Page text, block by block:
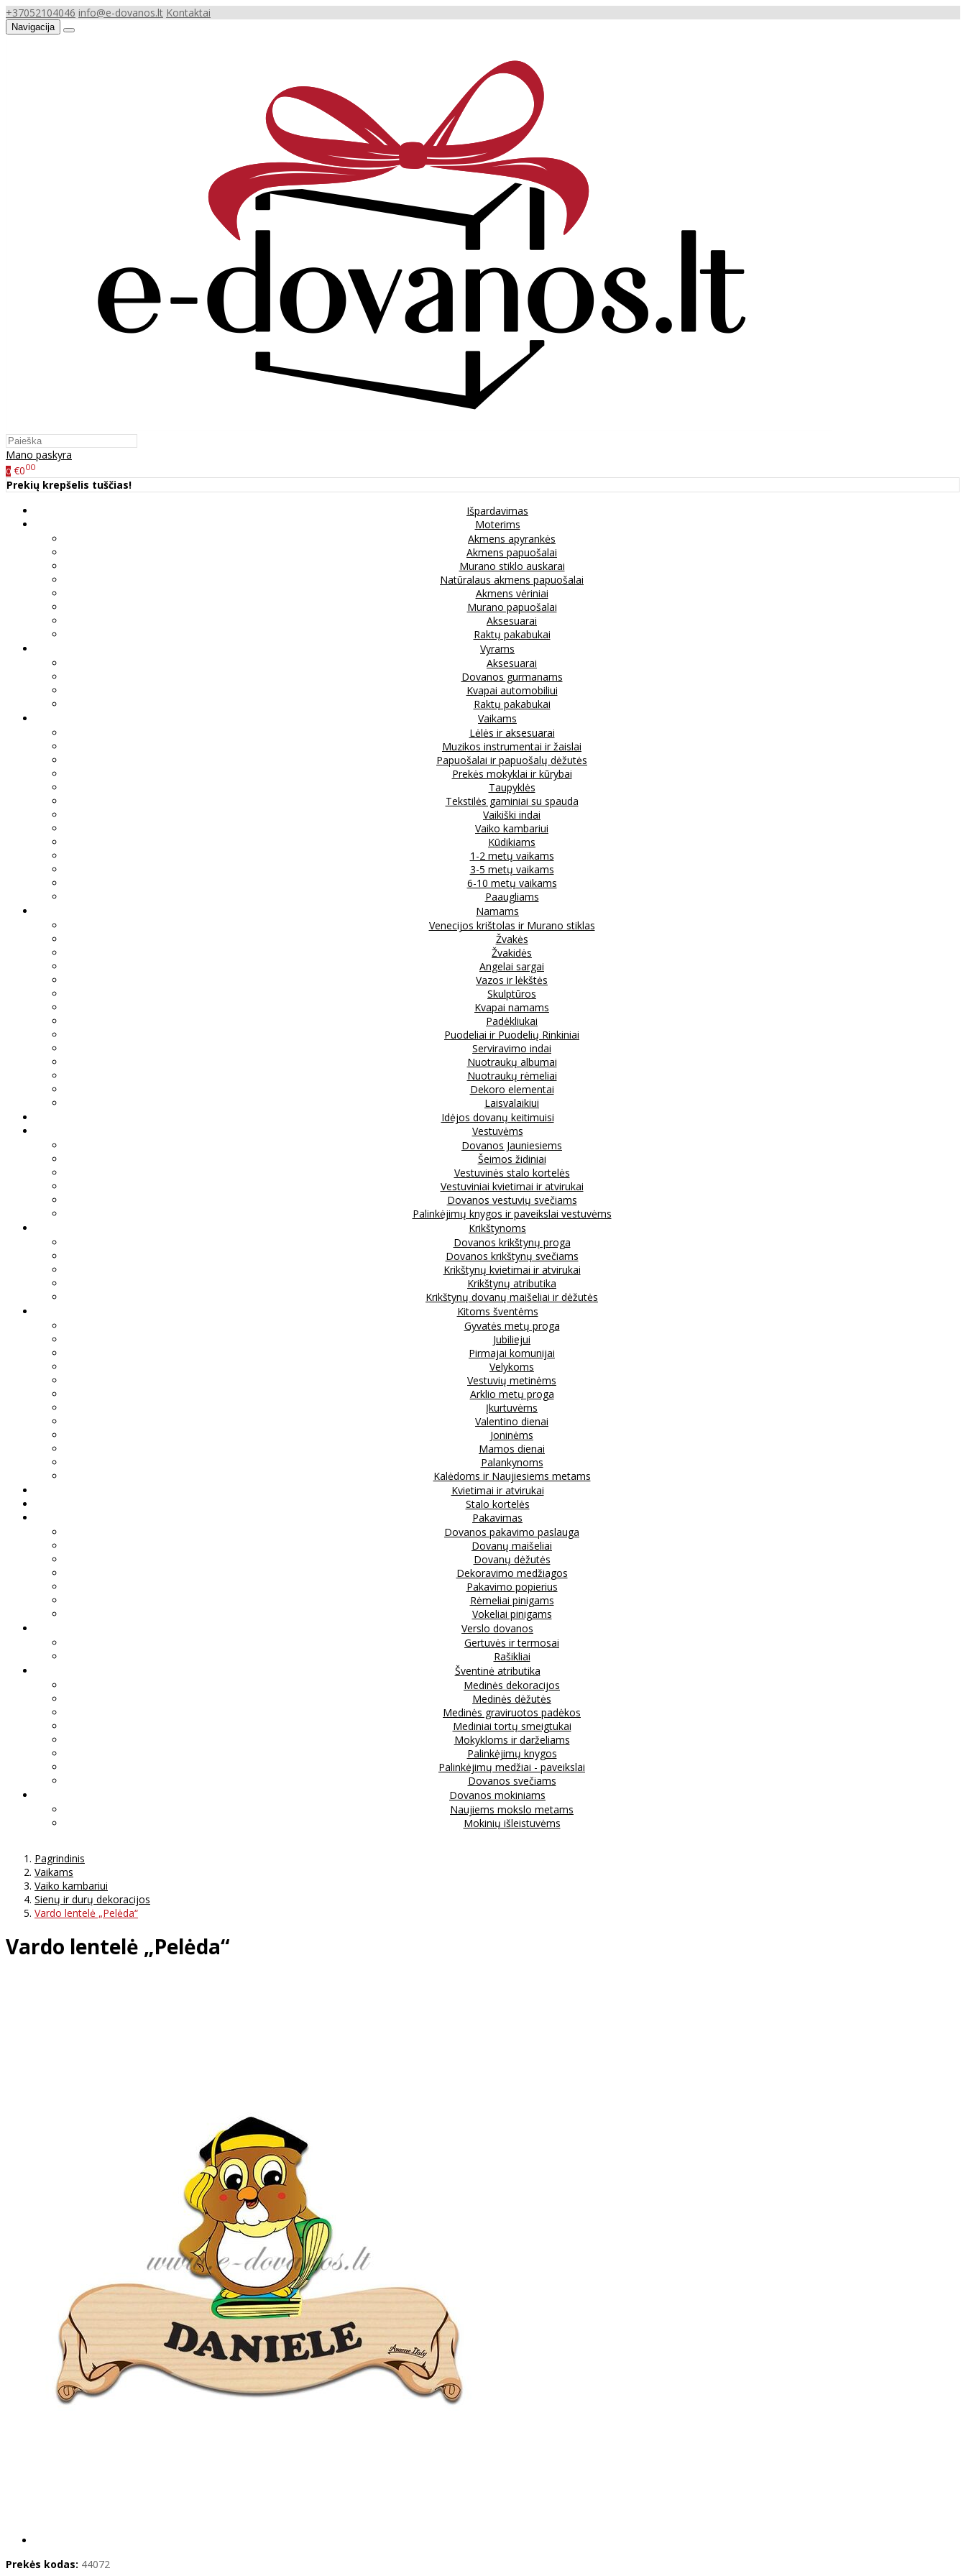
+37052104046 info@e-dovanos.lt Kontaktai
Navigacija
Mano paskyra
0 €000
Prekių krepšelis tuščias!
Išpardavimas
Moterims
Akmens apyrankės
Akmens papuošalai
Murano stiklo auskarai
Natūralaus akmens papuošalai
Akmens vėriniai
Murano papuošalai
Aksesuarai
Raktų pakabukai
Vyrams
Aksesuarai
Dovanos gurmanams
Kvapai automobiliui
Raktų pakabukai
Vaikams
Lėlės ir aksesuarai
Muzikos instrumentai ir žaislai
Papuošalai ir papuošalų dėžutės
Prekės mokyklai ir kūrybai
Taupyklės
Tekstilės gaminiai su spauda
Vaikiški indai
Vaiko kambariui
Kūdikiams
1-2 metų vaikams
3-5 metų vaikams
6-10 metų vaikams
Paaugliams
Namams
Venecijos krištolas ir Murano stiklas
Žvakės
Žvakidės
Angelai sargai
Vazos ir lėkštės
Skulptūros
Kvapai namams
Padėkliukai
Puodeliai ir Puodelių Rinkiniai
Serviravimo indai
Nuotraukų albumai
Nuotraukų rėmeliai
Dekoro elementai
Laisvalaikiui
Idėjos dovanų keitimuisi
Vestuvėms
Dovanos Jauniesiems
Šeimos židiniai
Vestuvinės stalo kortelės
Vestuviniai kvietimai ir atvirukai
Dovanos vestuvių svečiams
Palinkėjimų knygos ir paveikslai vestuvėms
Krikštynoms
Dovanos krikštynų proga
Dovanos krikštynų svečiams
Krikštynų kvietimai ir atvirukai
Krikštynų atributika
Krikštynų dovanų maišeliai ir dėžutės
Kitoms šventėms
Gyvatės metų proga
Jubiliejui
Pirmajai komunijai
Velykoms
Vestuvių metinėms
Arklio metų proga
Įkurtuvėms
Valentino dienai
Joninėms
Mamos dienai
Palankynoms
Kalėdoms ir Naujiesiems metams
Kvietimai ir atvirukai
Stalo kortelės
Pakavimas
Dovanos pakavimo paslauga
Dovanų maišeliai
Dovanų dėžutės
Dekoravimo medžiagos
Pakavimo popierius
Rėmeliai pinigams
Vokeliai pinigams
Verslo dovanos
Gertuvės ir termosai
Rašikliai
Šventinė atributika
Medinės dekoracijos
Medinės dėžutės
Medinės graviruotos padėkos
Mediniai tortų smeigtukai
Mokykloms ir darželiams
Palinkėjimų knygos
Palinkėjimų medžiai - paveikslai
Dovanos svečiams
Dovanos mokiniams
Naujiems mokslo metams
Mokinių išleistuvėms
Pagrindinis
Vaikams
Vaiko kambariui
Sienų ir durų dekoracijos
Vardo lentelė „Pelėda“
Vardo lentelė „Pelėda“
Prekės kodas: 44072